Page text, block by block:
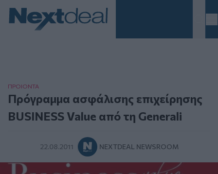
ΠΡΟΙΟΝΤΑ
Πρόγραμμα ασφάλισης επιχείρησης
BUSINESS Value από τη Generali
22.08.2011 NEXTDEAL NEWSROOM